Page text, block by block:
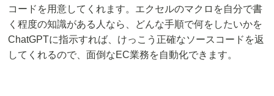
コードを用意してくれます。エクセルのマクロを自分で書
く程度の知識がある人なら、どんな手順で何をしたいかを
ChatGPTに指示すれば、けっこう正確なソースコードを返
してくれるので、面倒なEC業務を自動化できます。